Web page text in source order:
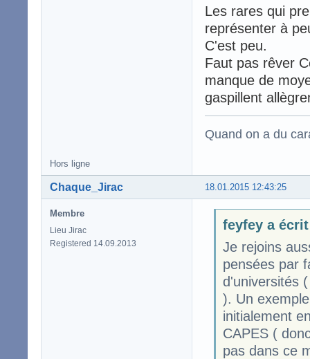
Les rares qui
représenter à
C'est peu.
Faut pas rêver
manque de
gaspillent
Quand on a du
Hors ligne
18.01.2015 12:43:25
Chaque_Jirac
Membre
Lieu Jirac
Registered 14.09.2013
feyfey a écrit
Je rejoins
pensées par
d'universités
). Un
initialement
CAPES (
pas dans ce